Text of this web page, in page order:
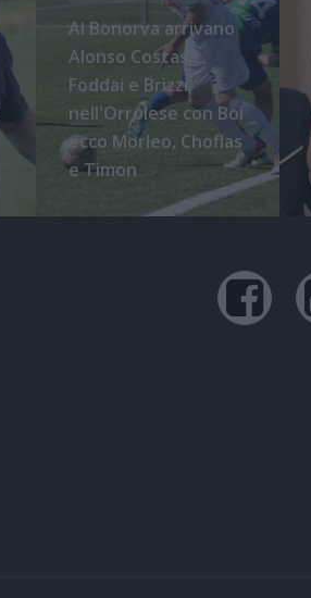
Al Bonorva arrivano
Alonso Costas,
Foddai e Brizzi,
nell'Orrolese con Boi
ecco Morleo, Choflas
e Timon